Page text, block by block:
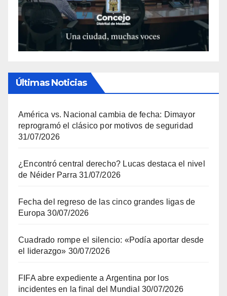
Últimas Noticias
América vs. Nacional cambia de fecha: Dimayor
reprogramó el clásico por motivos de seguridad
31/07/2026
¿Encontró central derecho? Lucas destaca el nivel
de Néider Parra 31/07/2026
Fecha del regreso de las cinco grandes ligas de
Europa 30/07/2026
Cuadrado rompe el silencio: «Podía aportar desde
el liderazgo» 30/07/2026
FIFA abre expediente a Argentina por los
incidentes en la final del Mundial 30/07/2026